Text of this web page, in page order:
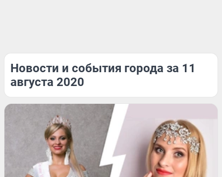
Новости и события города за 11
августа 2020